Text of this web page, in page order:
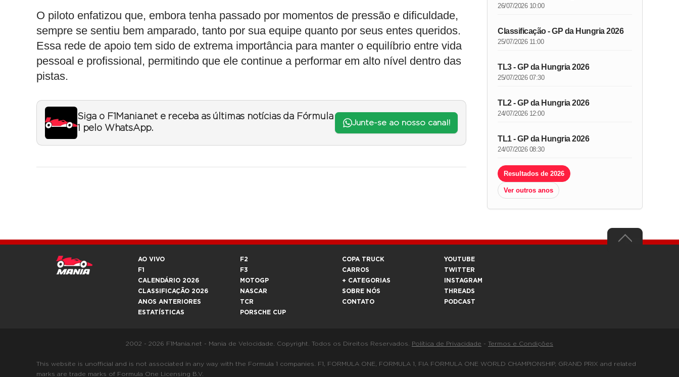
O piloto enfatizou que, embora tenha passado por momentos de pressão e dificuldade,
sempre se sentiu bem amparado, tanto por sua equipe quanto por seus entes queridos.
Essa rede de apoio tem sido de extrema importância para manter o equilíbrio entre vida
pessoal e profissional, permitindo que ele continue a performar em alto nível dentro das
pistas.
Siga o F1Mania.net e receba as últimas notícias da Fórmula
1 pelo WhatsApp.
Junte-se ao nosso canal!
26/07/2026 10:00
Classificação - GP da Hungria 2026
25/07/2026 11:00
TL3 - GP da Hungria 2026
25/07/2026 07:30
TL2 - GP da Hungria 2026
24/07/2026 12:00
TL1 - GP da Hungria 2026
24/07/2026 08:30
Resultados de 2026
Ver outros anos
AO VIVO
F1
CALENDÁRIO 2026
CLASSIFICAÇÃO 2026
ANOS ANTERIORES
ESTATÍSTICAS
F2
F3
MOTOGP
NASCAR
TCR
PORSCHE CUP
COPA TRUCK
CARROS
+ CATEGORIAS
SOBRE NÓS
CONTATO
YOUTUBE
TWITTER
INSTAGRAM
THREADS
PODCAST
2002 - 2026 F1Mania.net - Mania de Velocidade. Copyright. Todos os Direitos Reservados. Política de Privacidade - Termos e Condições
This website is unofficial and is not associated in any way with the Formula 1 companies. F1, FORMULA ONE, FORMULA 1, FIA FORMULA ONE WORLD CHAMPIONSHIP, GRAND PRIX and related
marks are trade marks of Formula One Licensing B.V.